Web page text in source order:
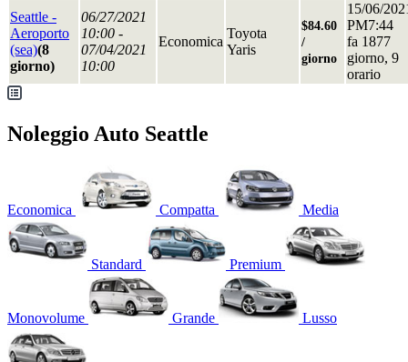
Seattle -
Aeroporto
(sea)(8
giorno)
06/27/2021
10:00 -
07/04/2021
10:00
Economica
Toyota
Yaris
$84.60
/
giorno
15/06/
PM7:44
fa 1877
giorno, 9
orario
Noleggio Auto Seattle
Economica Compatta Media
Standard Premium
Monovolume Grande Lusso